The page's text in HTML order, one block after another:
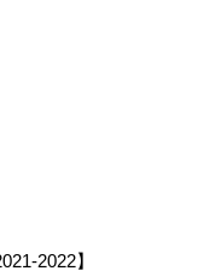
2022】